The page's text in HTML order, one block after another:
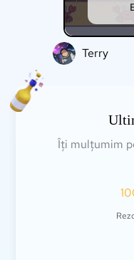
Terry
Îți mulțumim